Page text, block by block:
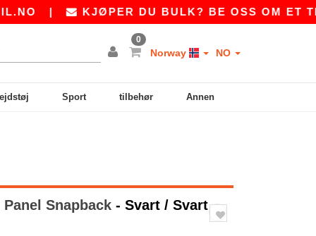
KJØPER DU BULK? BE OSS OM ET
0
Norway NO
Sport tilbehør Annen
Panel Snapback - Svart / Svart